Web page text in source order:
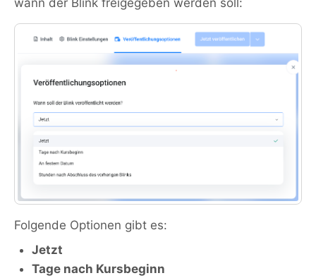
Folgende Optionen gibt es:
Jetzt
Tage nach Kursbeginn